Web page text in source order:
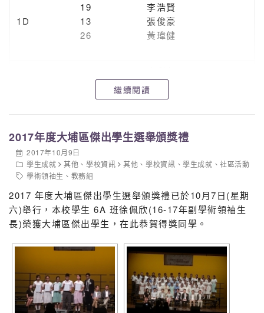
5A 9
鍾宛瑩
5A
10
黎天蔚
陳嘉琪
5B
8
程港傑
5B
10
葛俊杰
1D
19
13
26
李浩賢
張俊豪
黃瑋健
李樂詩
張家僖
3A
3C
3D
13
20
6
7
9
陳栢廸
姚俊熙
麥心瑩
陳家軒
4A
4C
4D
17
21
10
蘇鎂渟
葛俊杰
蘇家豪
徐迪峯
繼續閱讀
2017年度大埔區傑出學生選舉頒獎禮
2017年10月9日
學生成就
其他 、學校資訊 其他 、學校資訊 、學生成就 、社區活動
學術領袖生 、 教務組
2017 年度大埔區傑出學生選舉頒獎禮已於10月7日(星期
六)舉行，本校學生 6A 班徐佩欣(16-17年副學術領袖生
長)榮獲大埔區傑出學生，在此恭賀得獎同學。